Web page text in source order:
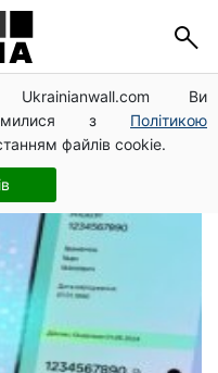
Ukrainianwall.com Ви
з Політикою
файлів cookie.